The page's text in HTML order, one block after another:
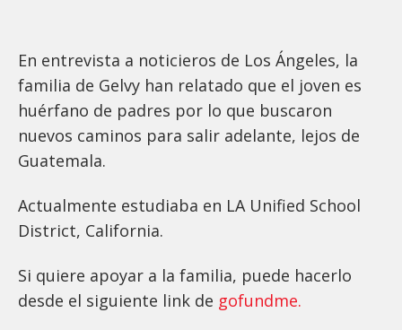
En entrevista a noticieros de Los Ángeles, la
familia de Gelvy han relatado que el joven es
huérfano de padres por lo que buscaron
nuevos caminos para salir adelante, lejos de
Guatemala.
Actualmente estudiaba en LA Unified School
District, California.
Si quiere apoyar a la familia, puede hacerlo
desde el siguiente link de gofundme.